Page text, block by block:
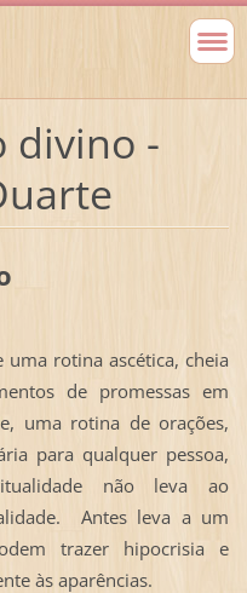
divino -
rotina ascética, cheia
de promessas em
uma rotina de orações,
para qualquer pessoa,
não leva ao
Antes leva a um
trazer hipocrisia e
às aparências.